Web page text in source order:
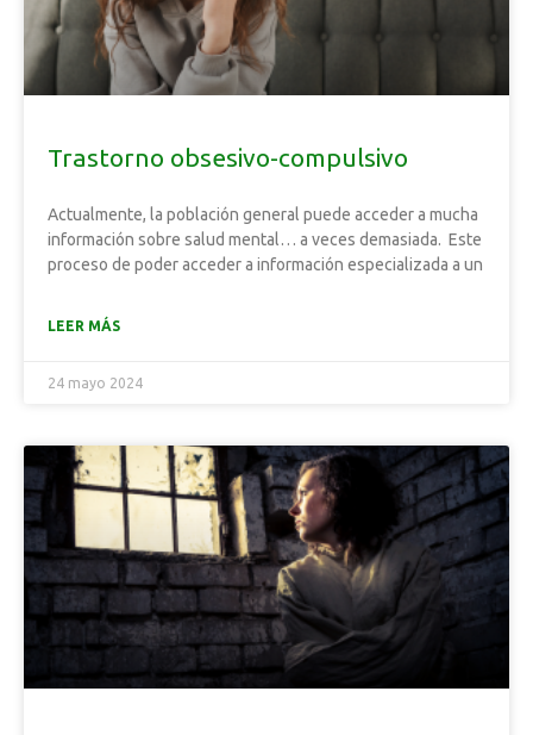
Trastorno obsesivo-compulsivo
Actualmente, la población general puede acceder a mucha
información sobre salud mental… a veces demasiada. Este
proceso de poder acceder a información especializada a un
LEER MÁS
24 mayo 2024